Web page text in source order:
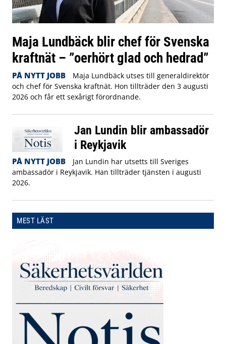
Maja Lundbäck blir chef för Svenska
kraftnät – ”oerhört glad och hedrad”
PÅ NYTT JOBB
Maja Lundbäck utses till generaldirektör
och chef för Svenska kraftnät. Hon tillträder den 3 augusti
2026 och får ett sexårigt förordnande.
Jan Lundin blir ambassadör
i Reykjavik
PÅ NYTT JOBB
Jan Lundin har utsetts till Sveriges
ambassadör i Reykjavik. Han tillträder tjänsten i augusti
2026.
MEST LÄST